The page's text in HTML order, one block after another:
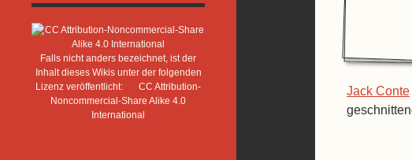
Falls nicht anders bezeichnet, ist der
Inhalt dieses Wikis unter der folgenden
Lizenz veröffentlicht:
CC Attribution-
Noncommercial-Share Alike 4.0
International
Jack Conte